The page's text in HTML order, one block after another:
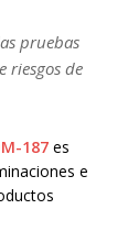
pruebas
riesgos de
187 es
e